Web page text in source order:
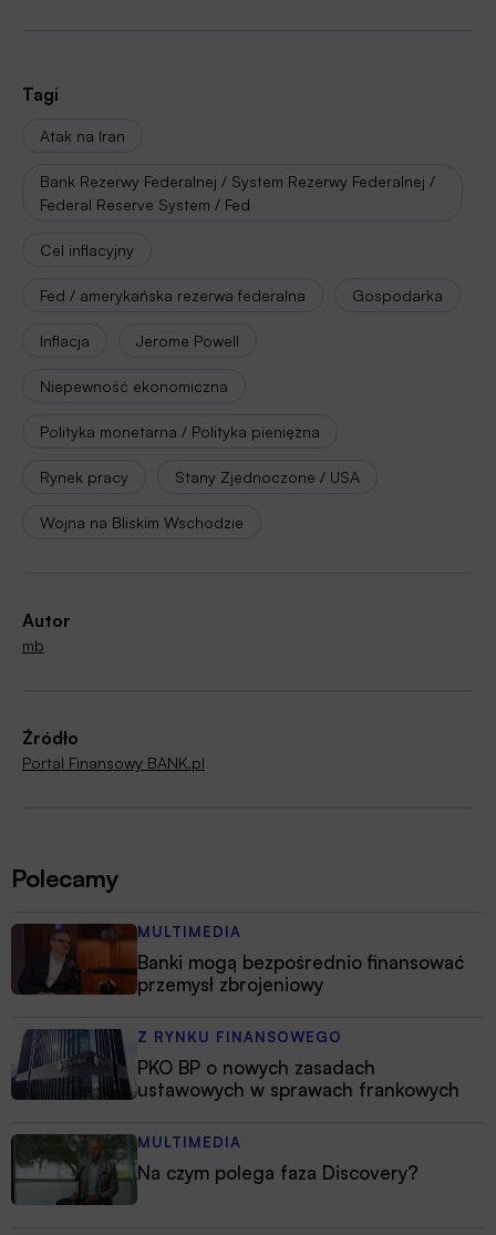
Tagi
Atak na Iran
Bank Rezerwy Federalnej / System Rezerwy Federalnej /
Federal Reserve System / Fed
Cel inflacyjny
Fed / amerykańska rezerwa federalna Gospodarka
Inflacja Jerome Powell
Niepewność ekonomiczna
Polityka monetarna / Polityka pieniężna
Rynek pracy Stany Zjednoczone / USA
Wojna na Bliskim Wschodzie
Autor
mb
Źródło
Portal Finansowy BANK.pl
Polecamy
MULTIMEDIA
Banki mogą bezpośrednio finansować
przemysł zbrojeniowy
Z RYNKU FINANSOWEGO
PKO BP o nowych zasadach
ustawowych w sprawach frankowych
MULTIMEDIA
Na czym polega faza Discovery?